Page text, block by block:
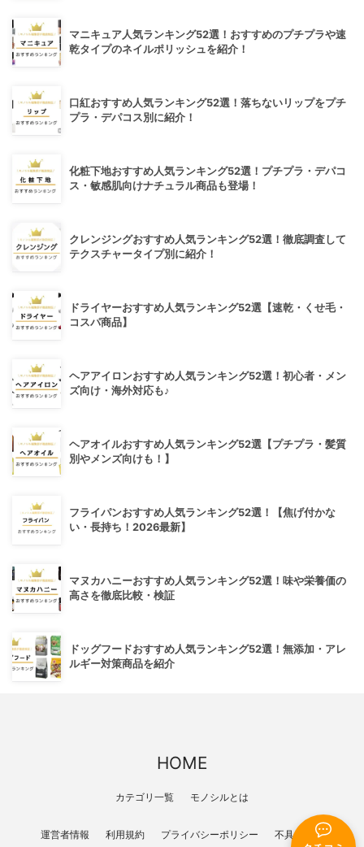
マニキュア人気ランキング52選！おすすめのプチプラや速
乾タイプのネイルポリッシュを紹介！
口紅おすすめ人気ランキング52選！落ちないリップをプチ
プラ・デパコス別に紹介！
化粧下地おすすめ人気ランキング52選！プチプラ・デパコ
ス・敏感肌向けナチュラル商品も登場！
クレンジングおすすめ人気ランキング52選！徹底調査して
テクスチャータイプ別に紹介！
ドライヤーおすすめ人気ランキング52選【速乾・くせ毛・
コスパ商品】
ヘアアイロンおすすめ人気ランキング52選！初心者・メン
ズ向け・海外対応も♪
ヘアオイルおすすめ人気ランキング52選【プチプラ・髪質
別やメンズ向けも！】
フライパンおすすめ人気ランキング52選！【焦げ付かな
い・長持ち！2026最新】
マヌカハニーおすすめ人気ランキング52選！味や栄養価の
高さを徹底比較・検証
ドッグフードおすすめ人気ランキング52選！無添加・アレ
ルギー対策商品を紹介
HOME
カテゴリ一覧 モノシルとは
運営者情報 利用規約 プライバシーポリシー 不具合報告